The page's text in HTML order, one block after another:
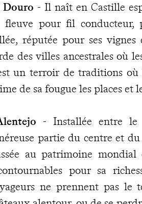
Douro - Il naît en Castille
fleuve pour fil conducteur,
réputée pour ses
des villes ancestrales où
un terroir de traditions où
de sa fougue les places et
- Installée entre le
partie du centre et
au patrimoine mondial
pour sa
ne prennent pas le